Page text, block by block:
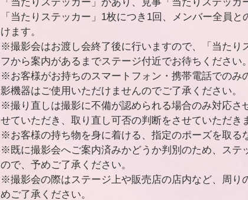
「当たりステッカー」1枚につき1回、メンバー全員
けます。
※撮影会はお渡し会終了後に行いますので、「当たり
フから案内があるまでステージ付近でお待ちください。
※お客様がお持ちのスマートフォン・携帯電話でのみ
影機器はご使用いただけませんのでご了承ください。
※撮り直しは撮影に不備が認められる場合のみ対応さ
せていただき、取り直し可否の判断をさせていただき
※お客様の持ち物を身に着ける、指定のポーズを取る
※既に撮影会へご案内済みかどうか判別のため、ステ
ので、予めご了承ください。
※撮影会の際はステージ上や販売店の店内など、周り
めご了承ください。